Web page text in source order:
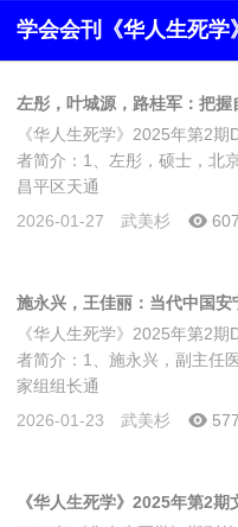
学会会刊《华人生死学
左彤，叶城源，路桂军：把
疗护干预措施文化适应性案例
《华人生死学》2025年第2
者简介：1、左彤，硕士，北
昌平区天通
2026-01-27
武美杉 607
施永兴，王佳丽：当代中国
兴教授专题访谈
《华人生死学》2025年第2
者简介：1、施永兴，副主任
家组组长通
2026-01-23
武美杉 577
《华人生死学》2025年第2